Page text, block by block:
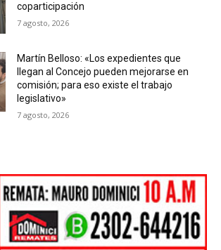
coparticipación
7 agosto, 2026
Martín Belloso: «Los expedientes que
llegan al Concejo pueden mejorarse en
comisión; para eso existe el trabajo
legislativo»
7 agosto, 2026